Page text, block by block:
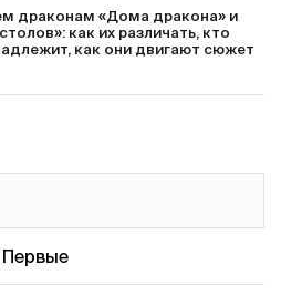
драконам «Дома дракона» и
как их различать, кто
как они двигают сюжет
Первые